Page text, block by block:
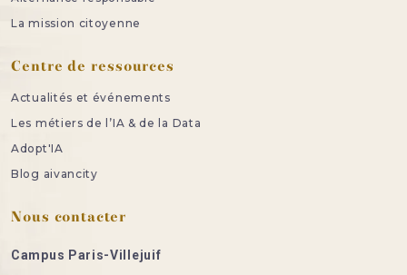
La mission citoyenne
Centre de ressources
Actualités et événements
Les métiers de l’IA & de la Data
Adopt'IA
Blog aivancity
Nous contacter
Campus Paris-Villejuif